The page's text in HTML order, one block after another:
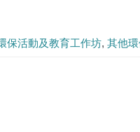
保活動及教育工作坊 其他